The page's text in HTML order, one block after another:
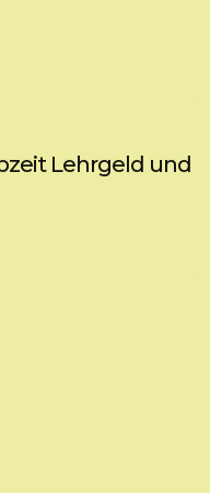
Lehrgeld und